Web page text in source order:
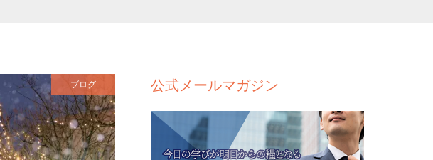
ブログ 公式メールマガジン